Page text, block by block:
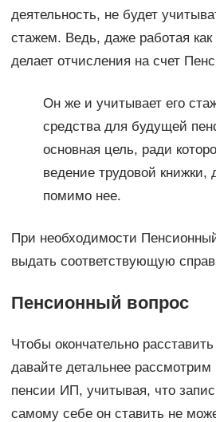
деятельность, не будет
стажем. Ведь, даже работая
делает отчисления на счет
Он же и учитывает его
средства для будущей
основная цель, ради
ведение трудовой книжки,
помимо нее.
При необходимости
выдать соответствующую
Пенсионный вопрос
Чтобы окончательно
давайте детальнее рассмотрим
пенсии ИП, учитывая, что
самому себе он ставить не